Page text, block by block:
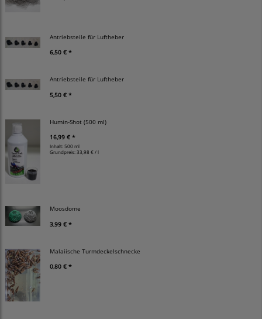
Antriebsteile für Luftheber
6,50 € *
Antriebsteile für Luftheber
5,50 € *
Humin-Shot (500 ml)
16,99 € *
Inhalt: 500 ml
Grundpreis:33,98 € / l
Moosdome
3,99 € *
Malaiische Turmdeckelschnecke
0,80 € *